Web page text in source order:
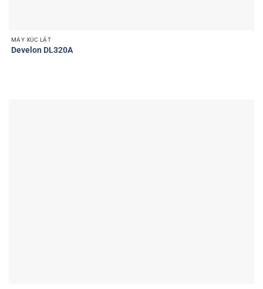
MÁY XÚC LẬT
Develon DL320A